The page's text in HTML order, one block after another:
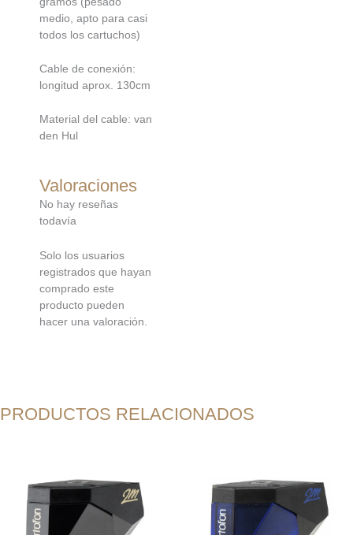
medio, apto para casi
todos los cartuchos)
Cable de conexión:
longitud aprox. 130cm
Material del cable: van
den Hul
Valoraciones
No hay reseñas
todavía
Solo los usuarios
registrados que hayan
comprado este
producto pueden
hacer una valoración.
PRODUCTOS RELACIONADOS